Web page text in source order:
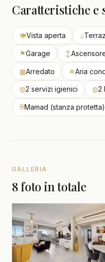
Caratteristiche e
👁Vista aperta ⌂
⚑Garage ↕
▦Arredato ❄Aria
◍2 servizi igienici ◍2
⛨Mamad (stanza protetta)
GALLERIA
8 foto in totale